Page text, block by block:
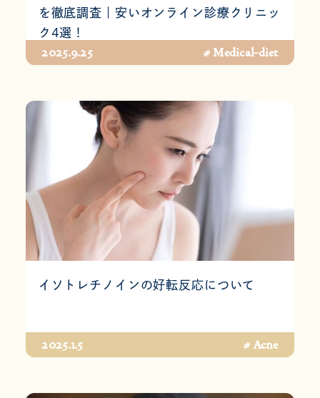
を徹底調査｜安いオンライン診療クリニッ
ク4選！
2025.9.25 # Medical-diet
イソトレチノインの好転反応について
2025.1.5 # Acne